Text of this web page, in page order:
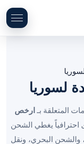
لسوريا
المتعلقة بـ ارخص
احترافياً يغطي الشحن
والشحن البحري، ونقل